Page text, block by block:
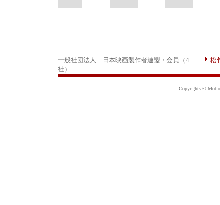
一般社団法人 日本映画製作者連盟・会員（4
社）
松
Copyrights ©